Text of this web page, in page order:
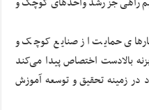
حمایت از صنایع کوچک و
بالادست اختصاص پیدا می‌کند
در زمینه تحقیق و توسعه آموزش